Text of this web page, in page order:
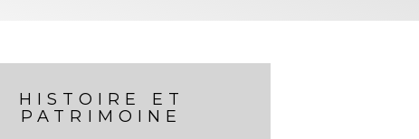
HISTOIRE ET
PATRIMOINE